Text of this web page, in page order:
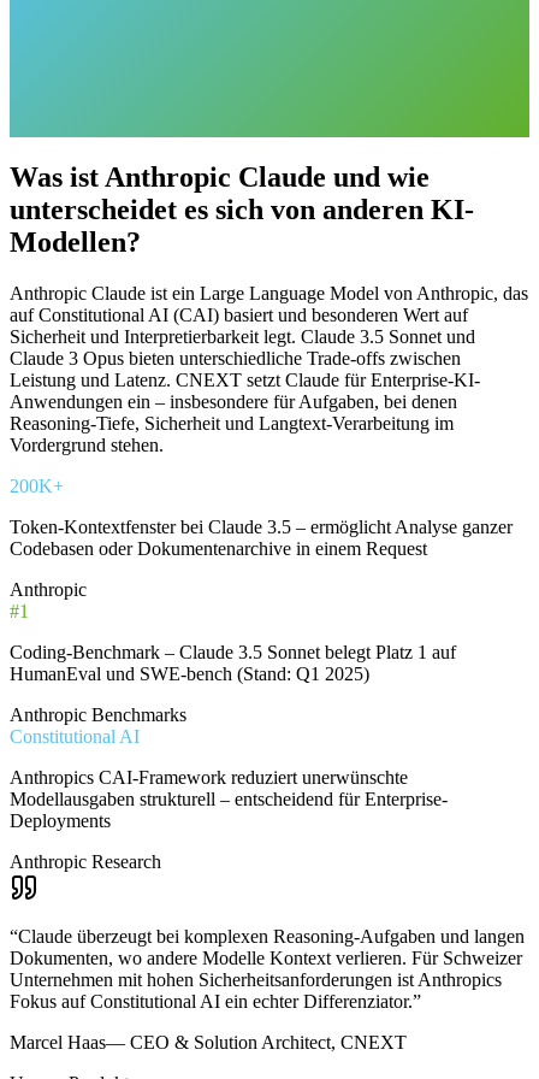
Was ist Anthropic Claude und wie
unterscheidet es sich von anderen KI-
Modellen?
Anthropic Claude ist ein Large Language Model von Anthropic, das
auf Constitutional AI (CAI) basiert und besonderen Wert auf
Sicherheit und Interpretierbarkeit legt. Claude 3.5 Sonnet und
Claude 3 Opus bieten unterschiedliche Trade-offs zwischen
Leistung und Latenz. CNEXT setzt Claude für Enterprise-KI-
Anwendungen ein – insbesondere für Aufgaben, bei denen
Reasoning-Tiefe, Sicherheit und Langtext-Verarbeitung im
Vordergrund stehen.
200K+
Token-Kontextfenster bei Claude 3.5 – ermöglicht Analyse ganzer
Codebasen oder Dokumentenarchive in einem Request
Anthropic
#1
Coding-Benchmark – Claude 3.5 Sonnet belegt Platz 1 auf
HumanEval und SWE-bench (Stand: Q1 2025)
Anthropic Benchmarks
Constitutional AI
Anthropics CAI-Framework reduziert unerwünschte
Modellausgaben strukturell – entscheidend für Enterprise-
Deployments
Anthropic Research
“Claude überzeugt bei komplexen Reasoning-Aufgaben und langen
Dokumenten, wo andere Modelle Kontext verlieren. Für Schweizer
Unternehmen mit hohen Sicherheitsanforderungen ist Anthropics
Fokus auf Constitutional AI ein echter Differenziator.”
Marcel Haas— CEO & Solution Architect, CNEXT